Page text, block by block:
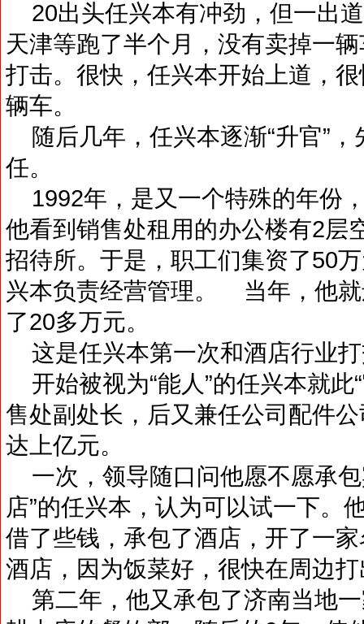
20出头任兴本有冲劲，但一出
天津等跑了半个月，没有卖掉一
打击。很快，任兴本开始上道，
辆车。
随后几年，任兴本逐渐“升官”
任。
1992年，是又一个特殊的年份
他看到销售处租用的办公楼有2层
招待所。于是，职工们集资了50
兴本负责经营管理。 当年，他
了20多万元。
这是任兴本第一次和酒店行业
开始被视为“能人”的任兴本就此
售处副处长，后又兼任公司配件
达上亿元。
一次，领导随口问他愿不愿承
店”的任兴本，认为可以试一下。
借了些钱，承包了酒店，开了一
酒店，因为饭菜好，很快在周边
第二年，他又承包了济南当地